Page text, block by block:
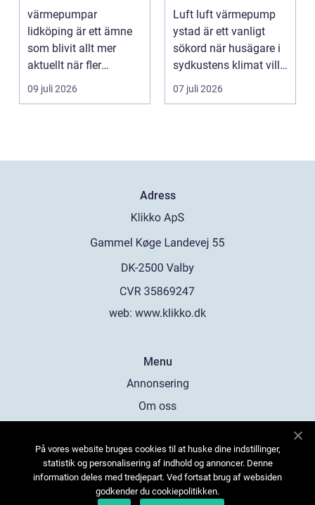
hus och
fastigheter
värmepumpar
lidköping är ett ämne
som blivit allt mer
aktuellt när fler
fastighetsägare vill
kombine...
09 juli 2026
behagligt
inomhusklimat
Året om
Luft luft värmepump
ystad är ett vanligt
sökord när husägare i
sydkustens klimat vill
hitta ett smar...
07 juli 2026
Adress
web: www.klikko.dk
Menu
Annonsering
Om oss
Kontakta oss
Sitemap
På vores website bruges cookies til at huske dine indstillinger,
statistik og personalisering af indhold og annoncer. Denne
information deles med tredjepart. Ved fortsat brug af websiden
godkender du cookiepolitikken.